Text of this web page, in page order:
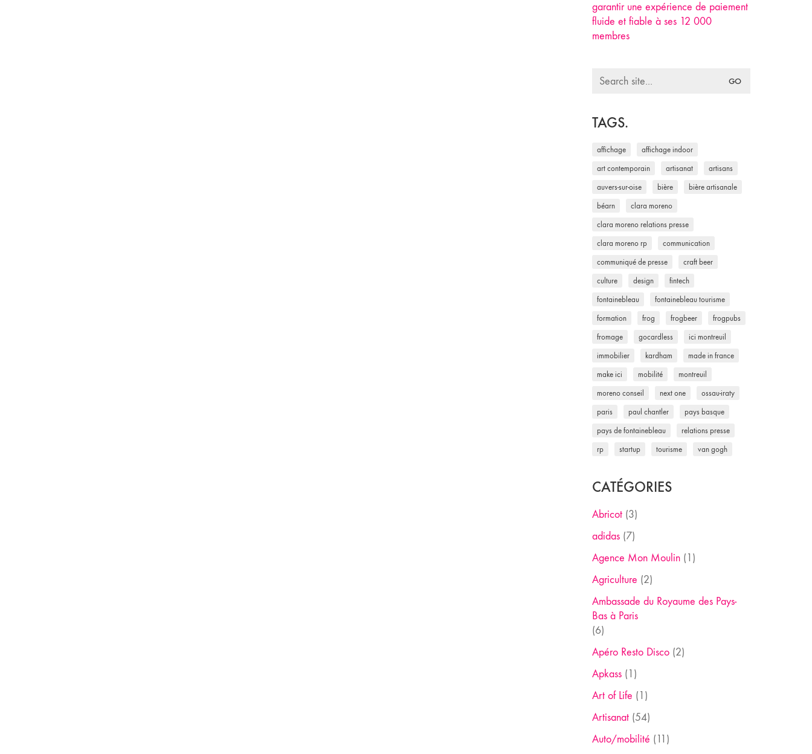
garantir une expérience de paiement
fluide et fiable à ses 12 000
membres
Search
TAGS.
affichage affichage indoor
art contemporain artisanat artisans
auvers-sur-oise bière bière artisanale
béarn clara moreno
clara moreno relations presse
clara moreno rp communication
communiqué de presse craft beer
culture design fintech
fontainebleau fontainebleau tourisme
formation frog frogbeer frogpubs
fromage gocardless ici montreuil
immobilier kardham made in france
make ici mobilité montreuil
moreno conseil next one ossau-iraty
paris paul chantler pays basque
pays de fontainebleau relations presse
rp startup tourisme van gogh
CATÉGORIES
Abricot(3)
adidas(7)
Agence Mon Moulin(1)
Agriculture (2)
Ambassade du Royaume des Pays-
Bas à Paris
(6)
Apéro Resto Disco(2)
Apkass(1)
Art of Life (1)
Artisanat(54)
Auto/mobilité (11)